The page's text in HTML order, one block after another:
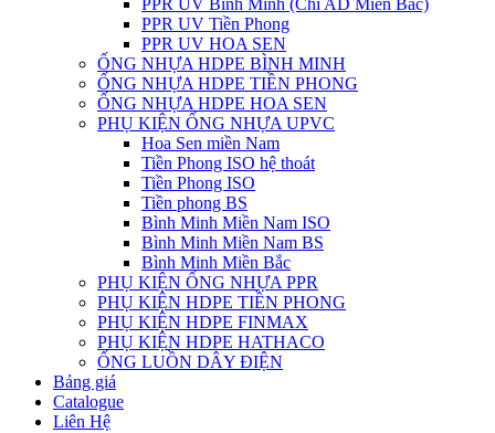
PPR UV Bình Minh (Chỉ AD Miền Bắc)
PPR UV Tiền Phong
PPR UV HOA SEN
ỐNG NHỰA HDPE BÌNH MINH
ỐNG NHỰA HDPE TIỀN PHONG
ỐNG NHỰA HDPE HOA SEN
PHỤ KIỆN ỐNG NHỰA UPVC
Hoa Sen miền Nam
Tiền Phong ISO hệ thoát
Tiền Phong ISO
Tiền phong BS
Bình Minh Miền Nam ISO
Bình Minh Miền Nam BS
Bình Minh Miền Bắc
PHỤ KIỆN ỐNG NHỰA PPR
PHỤ KIỆN HDPE TIỀN PHONG
PHỤ KIỆN HDPE FINMAX
PHỤ KIỆN HDPE HATHACO
ỐNG LUỒN DÂY ĐIỆN
Bảng giá
Catalogue
Liên Hệ